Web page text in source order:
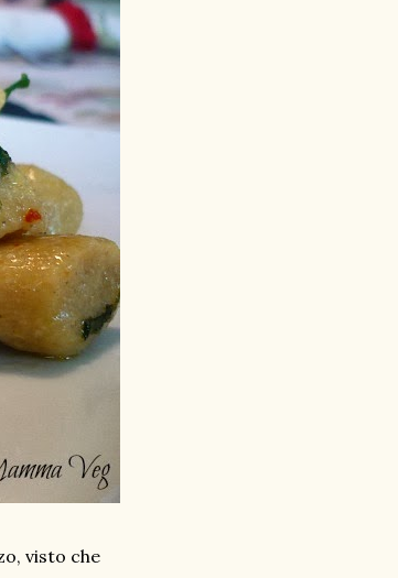
visto che